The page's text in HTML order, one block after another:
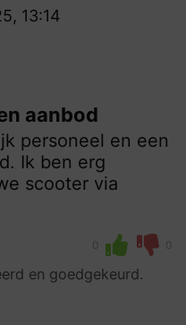
13:14
aanbod
personeel en een
Ik ben erg
scooter via
0 0
en goedgekeurd.